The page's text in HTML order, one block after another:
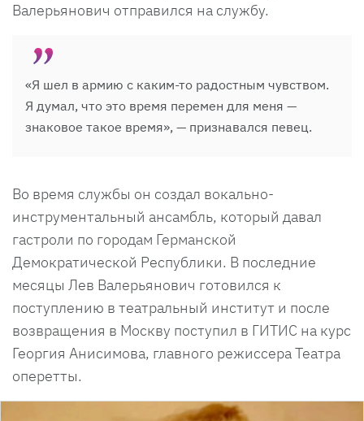
Валерьянович отправился на службу.
«Я шел в армию с каким-то радостным чувством.
Я думал, что это время перемен для меня —
знаковое такое время», — признавался певец.
Во время службы он создал вокально-
инструментальный ансамбль, который давал
гастроли по городам Германской
Демократической Республики. В последние
месяцы Лев Валерьянович готовился к
поступлению в театральный институт и после
возвращения в Москву поступил в ГИТИС на курс
Георгия Анисимова, главного режиссера Театра
оперетты.